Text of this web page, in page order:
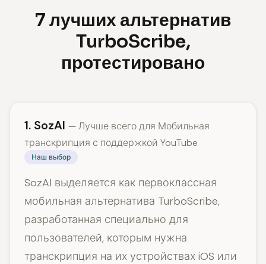
7 лучших альтернатив
TurboScribe,
протестировано
1. SozAI — Лучше всего для Мобильная
транскрипция с поддержкой YouTube
Наш выбор
SozAI выделяется как первоклассная
мобильная альтернатива TurboScribe,
разработанная специально для
пользователей, которым нужна
транскрипция на их устройствах iOS или